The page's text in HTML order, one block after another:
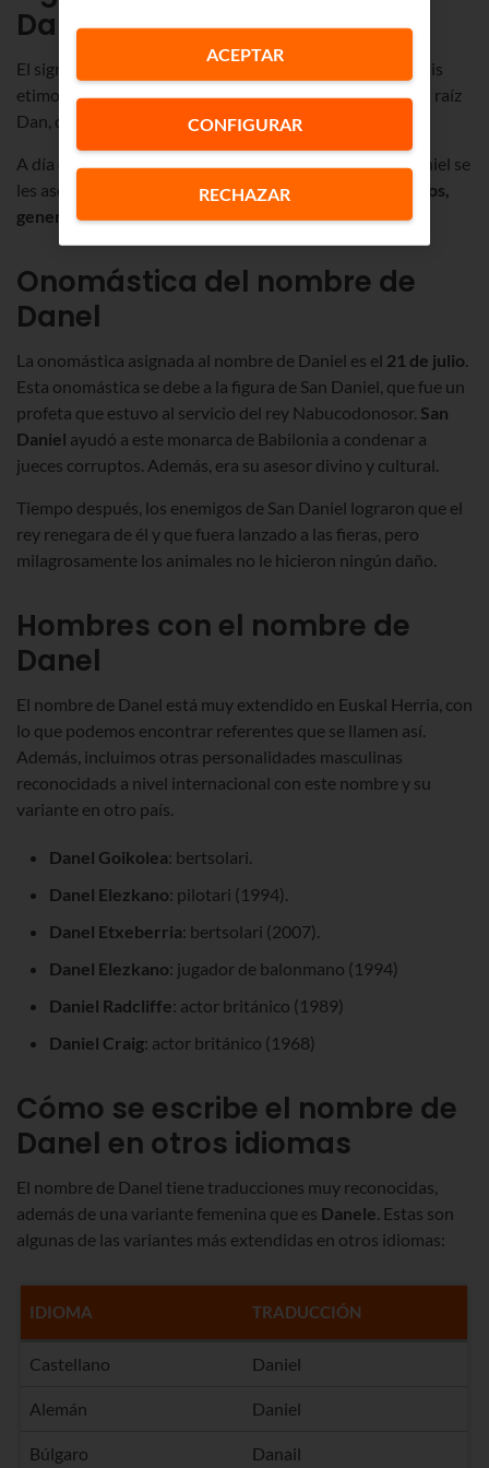
Danel
El significado del nombre de Daniel procede de su análisis
etimológico y sería “Dios es mi juez”. Esto procede de su raíz
Dan, que significa “juzgar” y el que quiere decir “Dios”.
A día de hoy a los hombres que tienen el nombre de Daniel se
les asocian cualidades como el serorganizados, analíticos,
generosos y afectuosos.
Onomástica del nombre de
Danel
La onomástica asignada al nombre de Daniel es el 21 de julio.
Esta onomástica se debe a la figura de San Daniel, que fue un
profeta que estuvo al servicio del rey Nabucodonosor. San
Daniel ayudó a este monarca de Babilonia a condenar a
jueces corruptos. Además, era su asesor divino y cultural.
Tiempo después, los enemigos de San Daniel lograron que el
rey renegara de él y que fuera lanzado a las fieras, pero
milagrosamente los animales no le hicieron ningún daño.
Hombres con el nombre de
Danel
El nombre de Danel está muy extendido en Euskal Herria, con
lo que podemos encontrar referentes que se llamen así.
Además, incluimos otras personalidades masculinas
reconocidads a nivel internacional con este nombre y su
variante en otro país.
Danel Goikolea: bertsolari.
Danel Elezkano: pilotari (1994).
Danel Etxeberria: bertsolari (2007).
Danel Elezkano: jugador de balonmano (1994)
Daniel Radcliffe: actor británico (1989)
Daniel Craig: actor británico (1968)
Cómo se escribe el nombre de
Danel en otros idiomas
El nombre de Danel tiene traducciones muy reconocidas,
además de una variante femenina que es Danele. Estas son
algunas de las variantes más extendidas en otros idiomas:
IDIOMA TRADUCCIÓN
Castellano Daniel
Alemán Daniel
Búlgaro Danail
CONFIGURAR
RECHAZAR
ACEPTAR